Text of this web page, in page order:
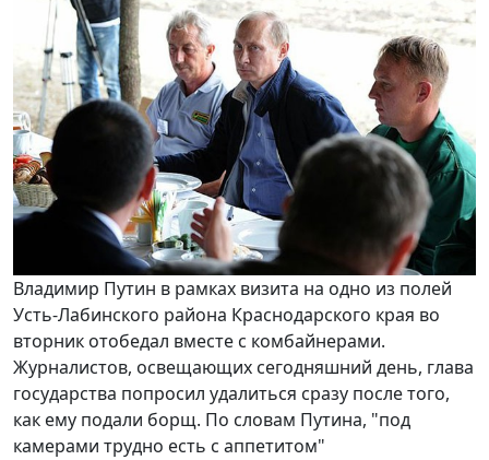
Владимир Путин в рамках визита на одно из полей
Усть-Лабинского района Краснодарского края во
вторник отобедал вместе с комбайнерами.
Журналистов, освещающих сегодняшний день, глава
государства попросил удалиться сразу после того,
как ему подали борщ. По словам Путина, "под
камерами трудно есть с аппетитом"